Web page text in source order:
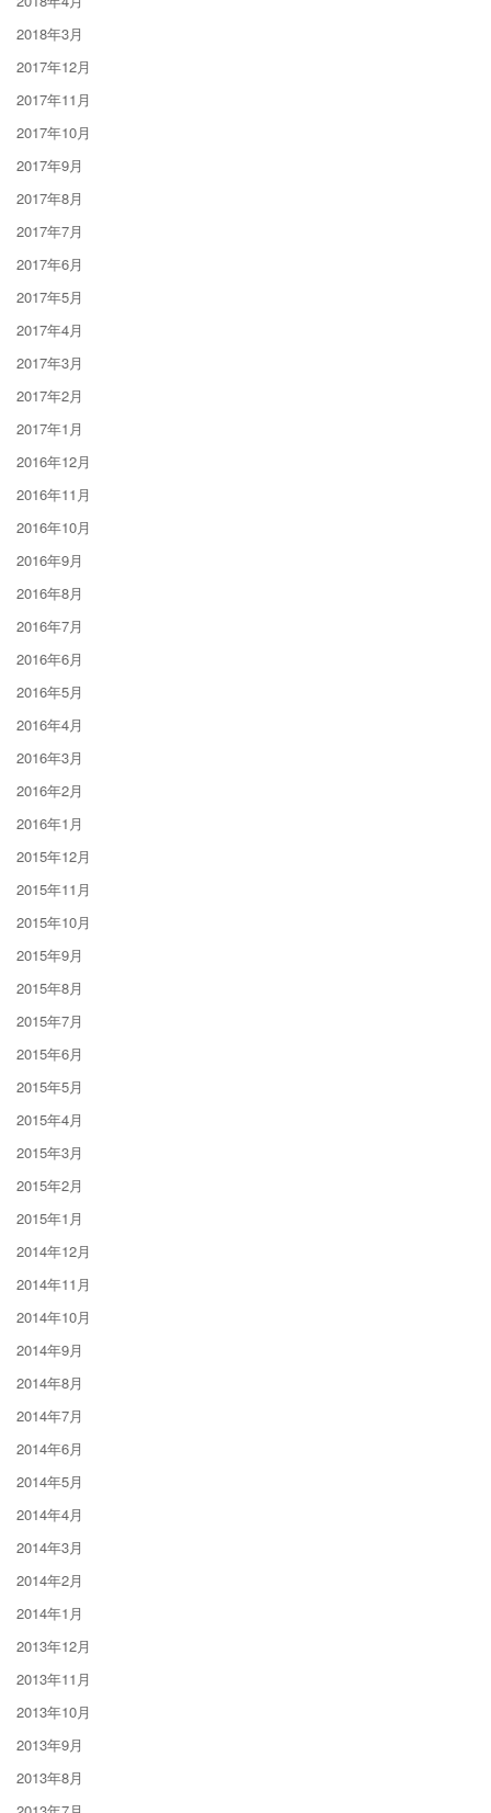
2018年3月
2017年12月
2017年11月
2017年10月
2017年9月
2017年8月
2017年7月
2017年6月
2017年5月
2017年4月
2017年3月
2017年2月
2017年1月
2016年12月
2016年11月
2016年10月
2016年9月
2016年8月
2016年7月
2016年6月
2016年5月
2016年4月
2016年3月
2016年2月
2016年1月
2015年12月
2015年11月
2015年10月
2015年9月
2015年8月
2015年7月
2015年6月
2015年5月
2015年4月
2015年3月
2015年2月
2015年1月
2014年12月
2014年11月
2014年10月
2014年9月
2014年8月
2014年7月
2014年6月
2014年5月
2014年4月
2014年3月
2014年2月
2014年1月
2013年12月
2013年11月
2013年10月
2013年9月
2013年8月